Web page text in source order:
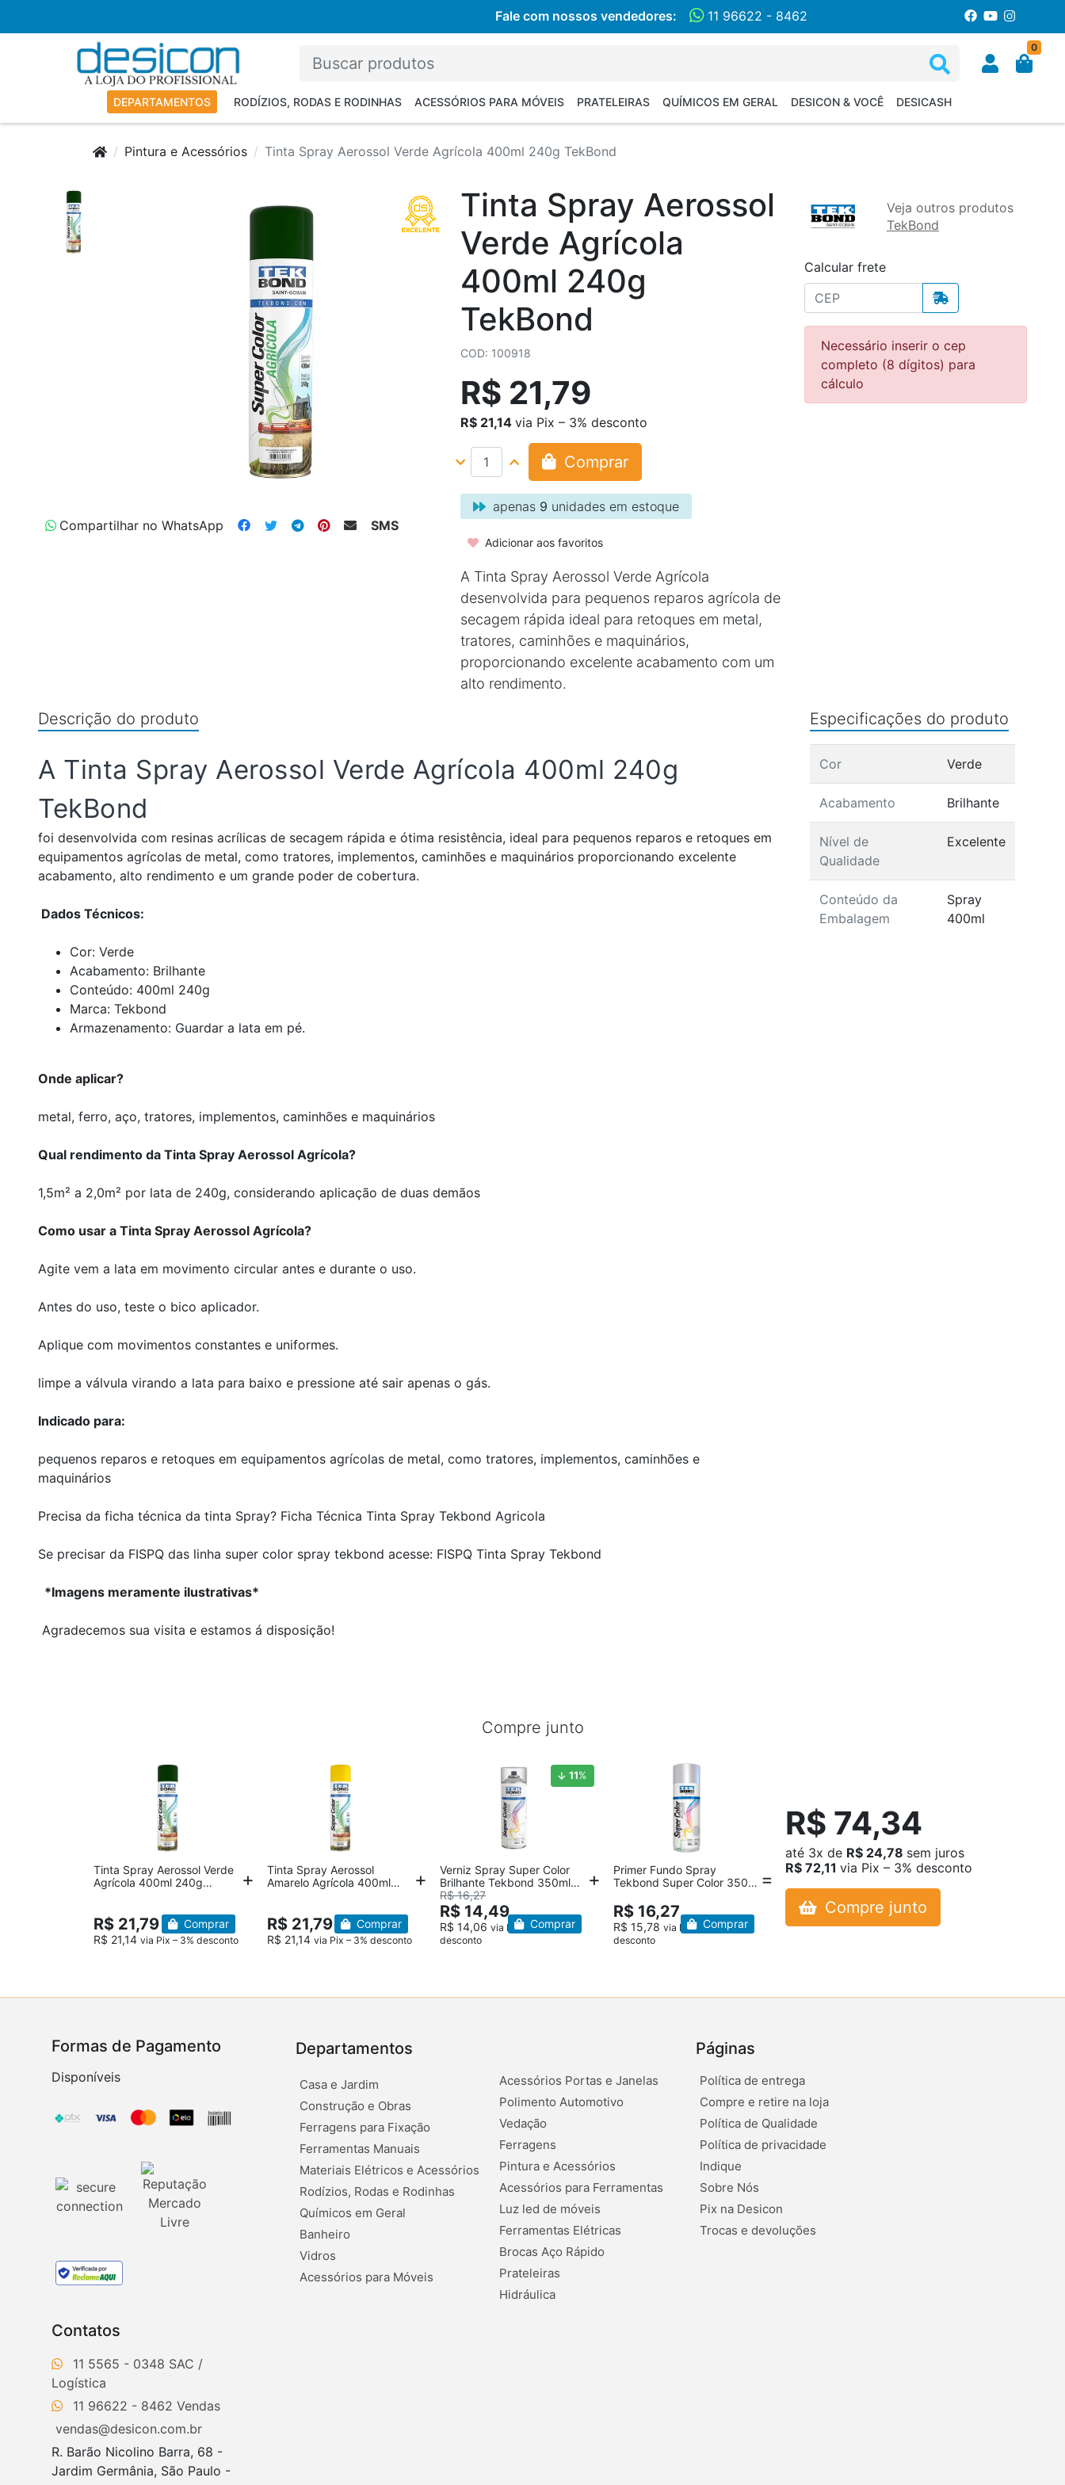
Fale com nossos vendedores: 11 96622 - 8462
0
DEPARTAMENTOS RODÍZIOS, RODAS E RODINHAS ACESSÓRIOS PARA MÓVEIS PRATELEIRAS QUÍMICOS EM GERAL DESICON & VOCÊ DESICASH
Pintura e Acessórios Tinta Spray Aerossol Verde Agrícola 400ml 240g TekBond
Compartilhar no WhatsApp SMS
Tinta Spray Aerossol
Verde Agrícola
400ml 240g
TekBond
COD: 100918
R$ 21,79
R$ 21,14 via Pix – 3% desconto
Comprar
apenas 9 unidades em estoque
Adicionar aos favoritos
A Tinta Spray Aerossol Verde Agrícola
desenvolvida para pequenos reparos agrícola de
secagem rápida ideal para retoques em metal,
tratores, caminhões e maquinários,
proporcionando excelente acabamento com um
alto rendimento.
Veja outros produtos
TekBond
Calcular frete
Necessário inserir o cep
completo (8 dígitos) para
cálculo
Descrição do produto
A Tinta Spray Aerossol Verde Agrícola 400ml 240g
TekBond
foi desenvolvida com resinas acrílicas de secagem rápida e ótima resistência, ideal para pequenos reparos e retoques em
equipamentos agrícolas de metal, como tratores, implementos, caminhões e maquinários proporcionando excelente
acabamento, alto rendimento e um grande poder de cobertura.
Dados Técnicos:
Cor: Verde
Acabamento: Brilhante
Conteúdo: 400ml 240g
Marca: Tekbond
Armazenamento: Guardar a lata em pé.
Onde aplicar?
metal, ferro, aço, tratores, implementos, caminhões e maquinários
Qual rendimento da Tinta Spray Aerossol Agrícola?
1,5m² a 2,0m² por lata de 240g, considerando aplicação de duas demãos
Como usar a Tinta Spray Aerossol Agrícola?
Agite vem a lata em movimento circular antes e durante o uso.
Antes do uso, teste o bico aplicador.
Aplique com movimentos constantes e uniformes.
limpe a válvula virando a lata para baixo e pressione até sair apenas o gás.
Indicado para:
pequenos reparos e retoques em equipamentos agrícolas de metal, como tratores, implementos, caminhões e
maquinários
Precisa da ficha técnica da tinta Spray? Ficha Técnica Tinta Spray Tekbond Agricola
Se precisar da FISPQ das linha super color spray tekbond acesse: FISPQ Tinta Spray Tekbond
*Imagens meramente ilustrativas*
Agradecemos sua visita e estamos á disposição!
Especificações do produto
Cor Verde
Acabamento Brilhante
Nível de
Qualidade
Excelente
Conteúdo da
Embalagem
Spray
400ml
Compre junto
Tinta Spray Aerossol Verde
Agrícola 400ml 240g
R$ 21,79
R$ 21,14 via Pix – 3% desconto
Comprar
Tinta Spray Aerossol
Amarelo Agrícola 400ml
R$ 21,79
R$ 21,14 via Pix – 3% desconto
Comprar
11%
Verniz Spray Super Color
Brilhante Tekbond 350ml
250g
R$ 16,27
R$ 14,49
R$ 14,06 via Pix – 3%
desconto
Comprar
Primer Fundo Spray
Tekbond Super Color 350ml
R$ 16,27
R$ 15,78 via Pix – 3%
desconto
Comprar
R$ 74,34
até 3x de R$ 24,78 sem juros
R$ 72,11 via Pix – 3% desconto
Compre junto
Contatos
11 5565 - 0348
11 96622 - 8462
vendas@desicon.com.br
R. Barão Nicolino Barra, 68 -
Jardim Germânia, São Paulo -
Departamentos
Casa e Jardim
Construção e Obras
Ferragens para Fixação
Ferramentas Manuais
Materiais Elétricos e Acessórios
Rodízios, Rodas e Rodinhas
Químicos em Geral
Banheiro
Vidros
Acessórios para Móveis
Acessórios Portas e Janelas
Polimento Automotivo
Vedação
Ferragens
Pintura e Acessórios
Acessórios para Ferramentas
Luz led de móveis
Ferramentas Elétricas
Brocas Aço Rápido
Prateleiras
Hidráulica
Páginas
Política de entrega
Compre e retire na loja
Política de Qualidade
Política de privacidade
Indique
Sobre Nós
Pix na Desicon
Trocas e devoluções
Formas de Pagamento
Disponíveis